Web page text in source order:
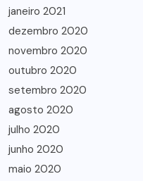
janeiro 2021
dezembro 2020
novembro 2020
outubro 2020
setembro 2020
agosto 2020
julho 2020
junho 2020
maio 2020